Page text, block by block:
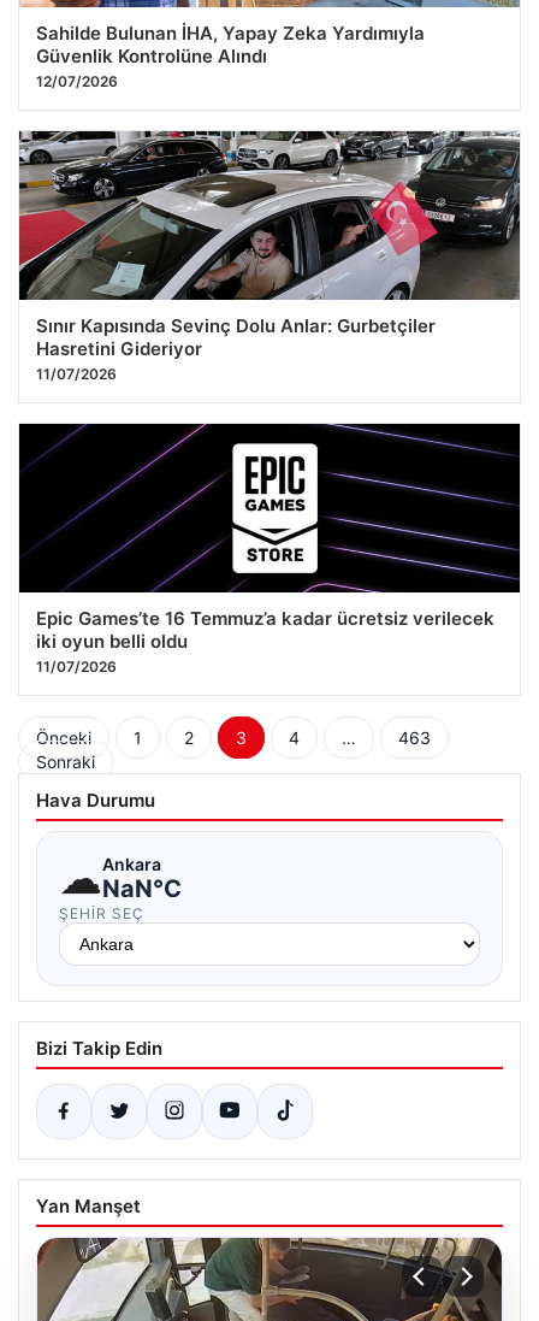
Sahilde Bulunan İHA, Yapay Zeka Yardımıyla
Güvenlik Kontrolüne Alındı
12/07/2026
Sınır Kapısında Sevinç Dolu Anlar: Gurbetçiler
Hasretini Gideriyor
11/07/2026
Epic Games’te 16 Temmuz’a kadar ücretsiz verilecek
iki oyun belli oldu
11/07/2026
Yazı
sayfalaması
Önceki 1 2 3 4 …
463
Sonraki
Hava Durumu
☁Ankara
NaN°C
ŞEHIR SEÇ
Bizi Takip Edin
Yan Manşet